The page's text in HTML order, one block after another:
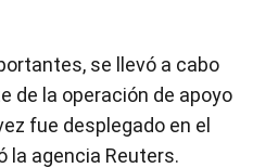
se llevó a cabo
de la operación de apoyo
fue desplegado en el
la agencia Reuters.